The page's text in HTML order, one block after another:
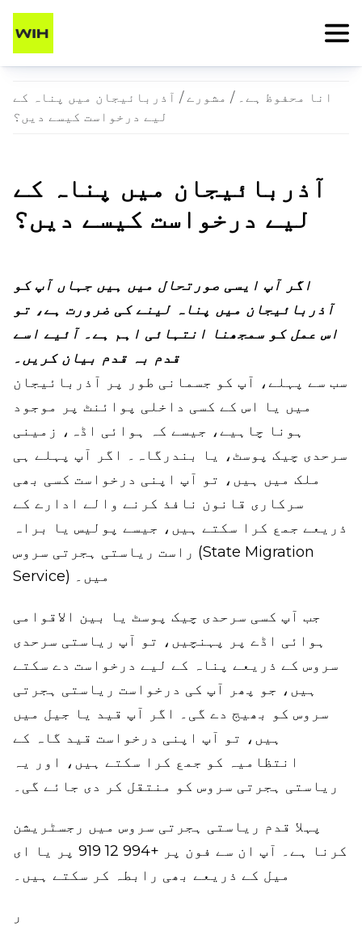
انا محفوظ ہے۔ / مشورے/ آذربائیجان میں پناہ کے
لیے درخواست کیسے دیں؟
آذربائیجان میں پناہ کے
لیے درخواست کیسے دیں؟
اگر آپ ایسی صورتحال میں ہیں جہاں آپ کو
آذربائیجان میں پناہ لینے کی ضرورت ہے، تو
اس عمل کو سمجھنا انتہائی اہم ہے۔ آئیے اسے
قدم بہ قدم بیان کریں۔
سب سے پہلے، آپ کو جسمانی طور پر آذربائیجان
میں یا اس کے کسی داخلی پوائنٹ پر موجود
ہونا چاہیے، جیسے کہ ہوائی اڈہ، زمینی
سرحدی چیک پوسٹ، یا بندرگاہ۔ اگر آپ پہلے ہی
ملک میں ہیں، تو آپ اپنی درخواست کسی بھی
سرکاری قانون نافذ کرنے والے ادارے کے
ذریعے جمع کرا سکتے ہیں، جیسے پولیس یا براہ
راست ریاستی ہجرتی سروس (State Migration
Service) میں۔
جب آپ کسی سرحدی چیک پوسٹ یا بین الاقوامی
ہوائی اڈے پر پہنچیں، تو آپ ریاستی سرحدی
سروس کے ذریعے پناہ کے لیے درخواست دے سکتے
ہیں، جو پھر آپ کی درخواست ریاستی ہجرتی
سروس کو بھیج دے گی۔ اگر آپ قید یا جیل میں
ہیں، تو آپ اپنی درخواست قید گاہ کے
انتظامیہ کو جمع کرا سکتے ہیں، اور یہ
ریاستی ہجرتی سروس کو منتقل کر دی جائے گی۔
پہلا قدم ریاستی ہجرتی سروس میں رجسٹریشن
کرنا ہے۔ آپ ان سے فون پر +994 12 919 پر یا ای
میل کے ذریعے بھی رابطہ کر سکتے ہیں۔
ر